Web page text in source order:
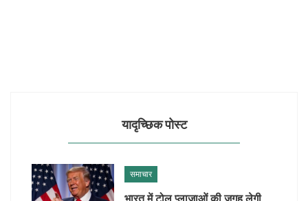
यादृच्छिक पोस्ट
समाचार
भारत में टोल प्लाजाओं की जगह लेगी